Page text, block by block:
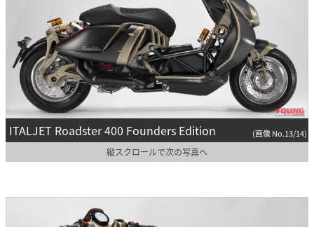
ITALJET Roadster 400 Founders Edition (画像 No.13/14)
縦スクロールで次の写真へ